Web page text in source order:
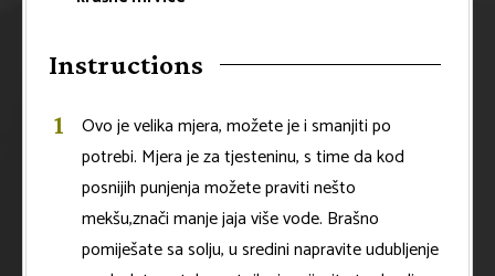
Instructions
Ovo je velika mjera, možete je i smanjiti po
potrebi. Mjera je za tjesteninu, s time da kod
posnijih punjenja možete praviti nešto
mekšu,znači manje jaja više vode. Brašno
pomiješate sa solju, u sredini napravite udubljenje